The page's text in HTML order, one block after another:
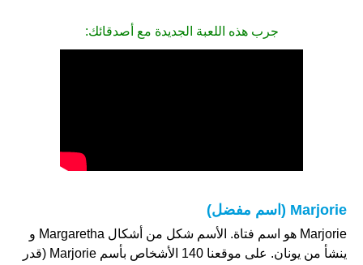
جرب هذه اللعبة الجديدة مع أصدقائك:
Marjorie (اسم مفضل)
Marjorie هو اسم فتاة. الأسم شكل من أشكال Margaretha و
ينشأ من يونان. على موقعنا 140 الأشخاص بأسم Marjorie (قدر